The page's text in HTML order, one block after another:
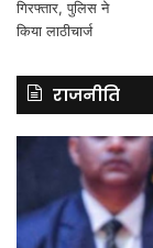
राजनीति